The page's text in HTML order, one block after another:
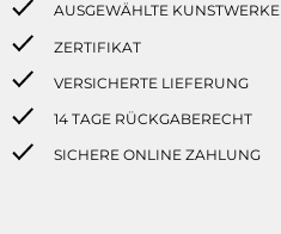
AUSGEWÄHLTE KUNSTWERKE
ZERTIFIKAT
VERSICHERTE LIEFERUNG
14 TAGE RÜCKGABERECHT
SICHERE ONLINE ZAHLUNG